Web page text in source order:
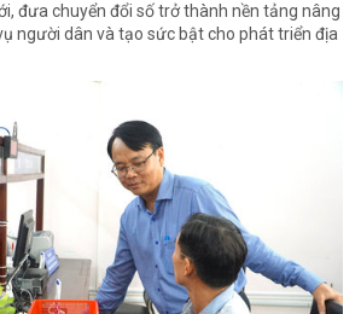
đưa chuyển đổi số trở thành nền tảng nâng
người dân và tạo sức bật cho phát triển địa